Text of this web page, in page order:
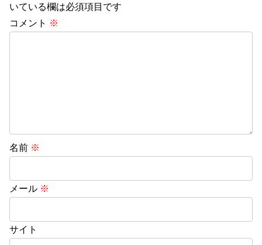
いている欄は必須項目です
コメント ※
名前 ※
メール ※
サイト